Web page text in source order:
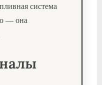
система
— она